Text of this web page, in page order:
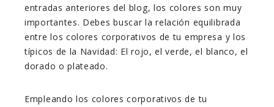
entradas anteriores del blog, los colores son muy
importantes. Debes buscar la relación equilibrada
entre los colores corporativos de tu empresa y los
típicos de la Navidad: El rojo, el verde, el blanco, el
dorado o plateado.
Empleando los colores corporativos de tu